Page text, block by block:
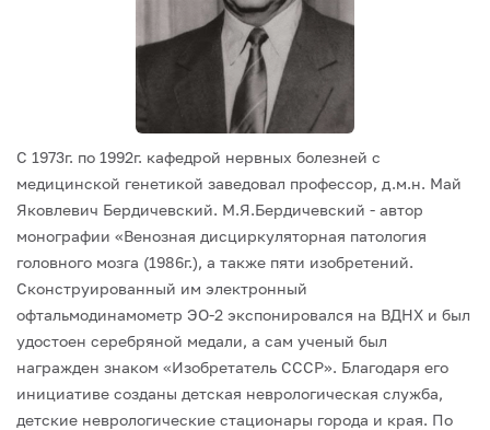
С 1973г. по 1992г. кафедрой нервных болезней с
медицинской генетикой заведовал профессор, д.м.н. Май
Яковлевич Бердичевский. М.Я.Бердичевский - автор
монографии «Венозная дисциркуляторная патология
головного мозга (1986г.), а также пяти изобретений.
Сконструированный им электронный
офтальмодинамометр ЭО-2 экспонировался на ВДНХ и был
удостоен серебряной медали, а сам ученый был
награжден знаком «Изобретатель СССР». Благодаря его
инициативе созданы детская неврологическая служба,
детские неврологические стационары города и края. По